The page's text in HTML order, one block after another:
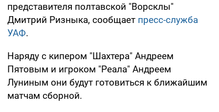
представителя полтавской "Ворсклы"
Дмитрий Ризныка, сообщает пресс-служба
УАФ.
Наряду с кипером "Шахтера" Андреем
Пятовым и игроком "Реала" Андреем
Луниным они будут готовиться к ближайшим
матчам сборной.